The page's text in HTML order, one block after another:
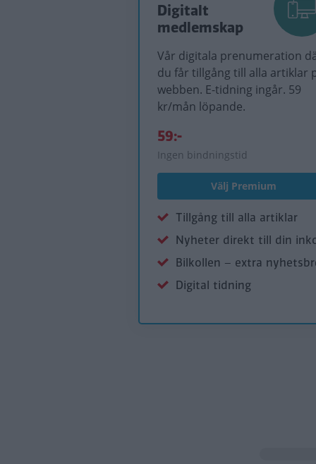
Digitalt
medlemskap
Vår digitala prenumeration
du får tillgång till alla artiklar
webben. E-tidning ingår. 59
kr/mån löpande.
59:-
Ingen bindningstid
Välj Premium
Tillgång till alla artiklar
Nyheter direkt till din
Bilkollen – extra
Digital tidning